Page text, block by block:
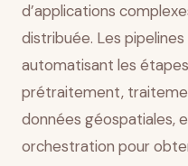
d’applications
distribuée. Les
automatisant les
prétraitement,
données géospatiales,
orchestration pour